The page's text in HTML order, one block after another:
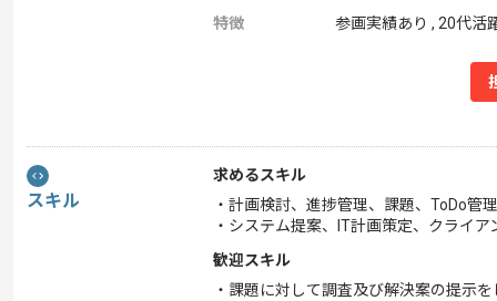
特徴
参画実績あり , 20代活
スキル
求めるスキル
・計画検討、進捗管理、課題、ToDo管
・システム提案、IT計画策定、クライ
歓迎スキル
・課題に対して調査及び解決案の提示